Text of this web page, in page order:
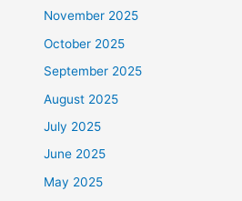
November 2025
October 2025
September 2025
August 2025
July 2025
June 2025
May 2025